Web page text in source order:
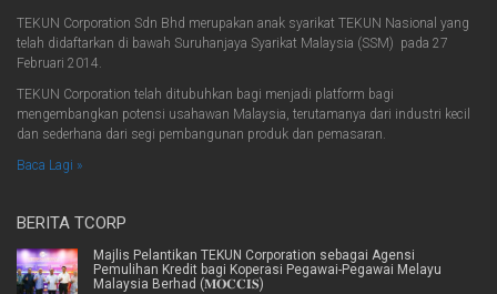
TEKUN Corporation Sdn Bhd merupakan anak syarikat TEKUN Nasional yang
telah didaftarkan di bawah Suruhanjaya Syarikat Malaysia (SSM) pada 27
Februari 2014.
TEKUN Corporation telah ditubuhkan bagi menjadi platform bagi
mengembangkan potensi usahawan Malaysia, terutamanya dari industri kecil
dan sederhana dari segi pembangunan produk dan pemasaran.
Baca Lagi »
BERITA TCORP
Majlis Pelantikan TEKUN Corporation sebagai Agensi
Pemulihan Kredit bagi Koperasi Pegawai-Pegawai Melayu
Malaysia Berhad (𝐌𝐎𝐂𝐂𝐈𝐒)